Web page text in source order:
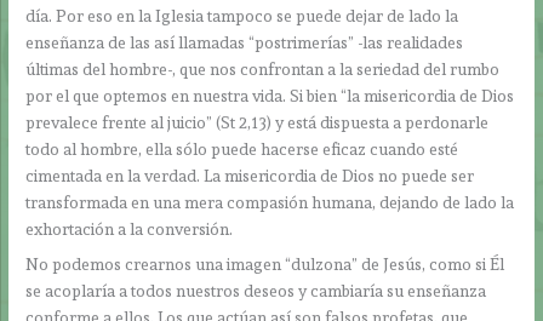
día. Por eso en la Iglesia tampoco se puede dejar de lado la
enseñanza de las así llamadas “postrimerías” -las realidades
últimas del hombre-, que nos confrontan a la seriedad del rumbo
por el que optemos en nuestra vida. Si bien “la misericordia de Dios
prevalece frente al juicio” (St 2,13) y está dispuesta a perdonarle
todo al hombre, ella sólo puede hacerse eficaz cuando esté
cimentada en la verdad. La misericordia de Dios no puede ser
transformada en una mera compasión humana, dejando de lado la
exhortación a la conversión.
No podemos crearnos una imagen “dulzona” de Jesús, como si Él
se acoplaría a todos nuestros deseos y cambiaría su enseñanza
conforme a ellos. Los que actúan así son falsos profetas, que